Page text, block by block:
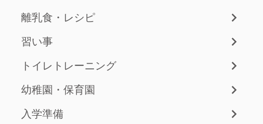
離乳食・レシピ
習い事
トイレトレーニング
幼稚園・保育園
入学準備